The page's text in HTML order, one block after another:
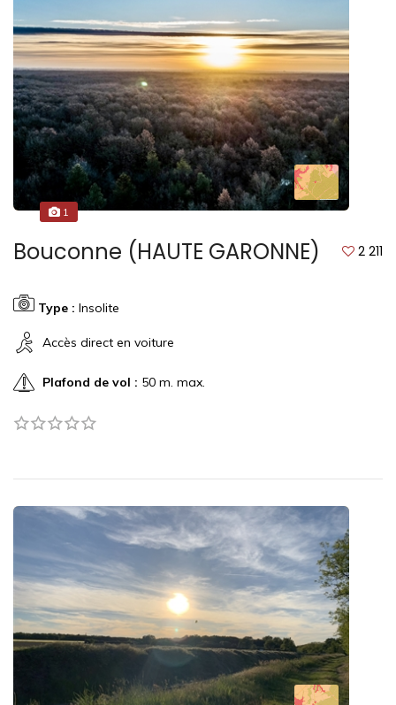
1
Bouconne (HAUTE GARONNE) 2 211
Type : Insolite
Accès direct en voiture
Plafond de vol : 50 m. max.